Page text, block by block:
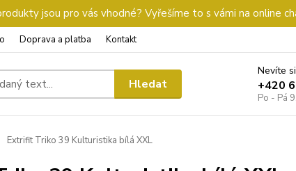
jsou pro vás vhodné? Vyřešíme to s vámi na online
Doprava a platba Kontakt
Hledat
Nevíte
+420
Po - Pá
Extrifit Triko 39 Kulturistika bílá XXL